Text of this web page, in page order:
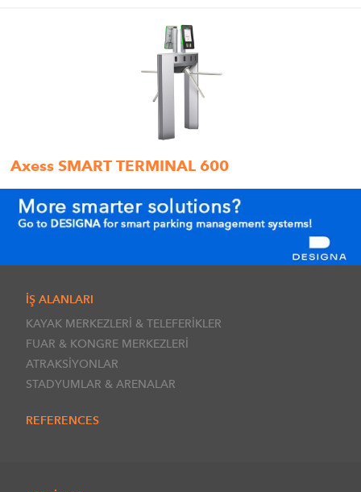
Axess SMART TERMINAL 600
İŞ ALANLARI
KAYAK MERKEZLERİ & TELEFERİKLER
FUAR & KONGRE MERKEZLERİ
ATRAKSİYONLAR
STADYUMLAR & ARENALAR
REFERENCES